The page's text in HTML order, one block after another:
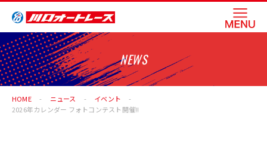
NEWS
HOME ニュース
イベント
2026年カレンダー フォトコンテスト開催!!